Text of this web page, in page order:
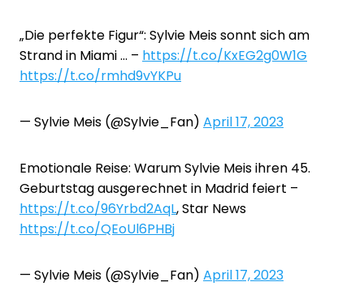
„Die perfekte Figur“: Sylvie Meis sonnt sich am
Strand in Miami … – https://t.co/KxEG2g0W1G
https://t.co/rmhd9vYKPu
— Sylvie Meis (@Sylvie_Fan) April 17, 2023
Emotionale Reise: Warum Sylvie Meis ihren 45.
Geburtstag ausgerechnet in Madrid feiert –
https://t.co/96Yrbd2AqL, Star News
https://t.co/QEoUl6PHBj
— Sylvie Meis (@Sylvie_Fan) April 17, 2023